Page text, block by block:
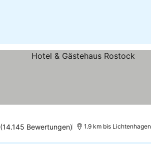
(14.145 Bewertungen) 1.9 km bis Lichtenhagen